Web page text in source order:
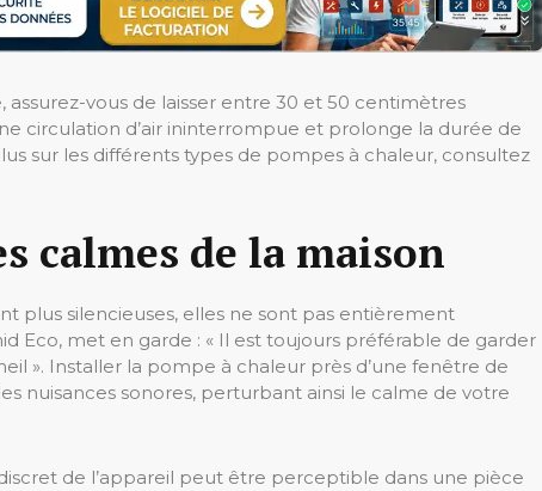
assurez-vous de laisser entre 30 et 50 centimètres
circulation d’air ininterrompue et prolonge la durée de
sur les différents types de pompes à chaleur, consultez
calmes de la maison
plus silencieuses, elles ne sont pas entièrement
Eco, met en garde : « Il est toujours préférable de garder
». Installer la pompe à chaleur près d’une fenêtre de
nuisances sonores, perturbant ainsi le calme de votre
de l’appareil peut être perceptible dans une pièce